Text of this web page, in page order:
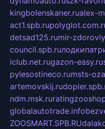
kingbolenskaner.rualex-
act1.spb.ru
detsad125.rumir-
council.spb.ru
iclub.net.rugazon-easy.ru
pylesostineco.rumsts-
artemovskij.ru
ndm.msk.ru
globalautotrade.info
ZOOSMART.SPB.RU